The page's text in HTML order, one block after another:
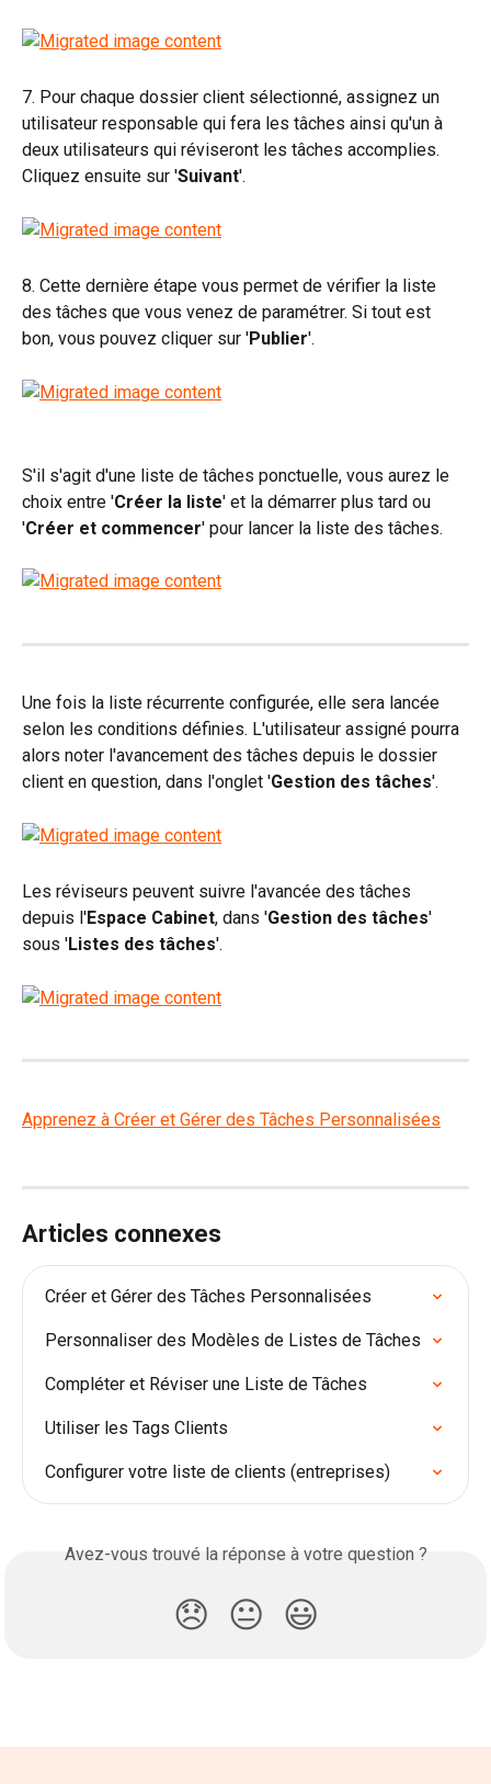
7. Pour chaque dossier client sélectionné, assignez un
utilisateur responsable qui fera les tâches ainsi qu'un à
deux utilisateurs qui réviseront les tâches accomplies.
Cliquez ensuite sur 'Suivant'.
8. Cette dernière étape vous permet de vérifier la liste
des tâches que vous venez de paramétrer. Si tout est
bon, vous pouvez cliquer sur 'Publier'.
S'il s'agit d'une liste de tâches ponctuelle, vous aurez le
choix entre 'Créer la liste' et la démarrer plus tard ou
'Créer et commencer' pour lancer la liste des tâches.
Une fois la liste récurrente configurée, elle sera lancée
selon les conditions définies. L'utilisateur assigné pourra
alors noter l'avancement des tâches depuis le dossier
client en question, dans l'onglet 'Gestion des tâches'.
Les réviseurs peuvent suivre l'avancée des tâches
depuis l'Espace Cabinet, dans 'Gestion des tâches'
sous 'Listes des tâches'.
Apprenez à Créer et Gérer des Tâches Personnalisées
Articles connexes
Créer et Gérer des Tâches Personnalisées
Personnaliser des Modèles de Listes de Tâches
Compléter et Réviser une Liste de Tâches
Utiliser les Tags Clients
Configurer votre liste de clients (entreprises)
Avez-vous trouvé la réponse à votre question ?
😞 😐 😃